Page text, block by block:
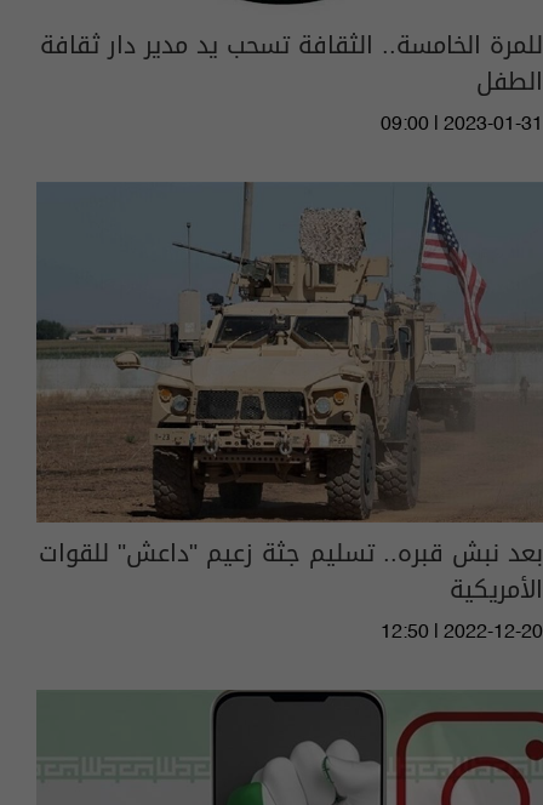
للمرة الخامسة.. الثقافة تسحب يد مدير دار ثقافة
الطفل
09:00 | 2023-01-31
بعد نبش قبره.. تسليم جثة زعيم "داعش" للقوات
الأمريكية
12:50 | 2022-12-20